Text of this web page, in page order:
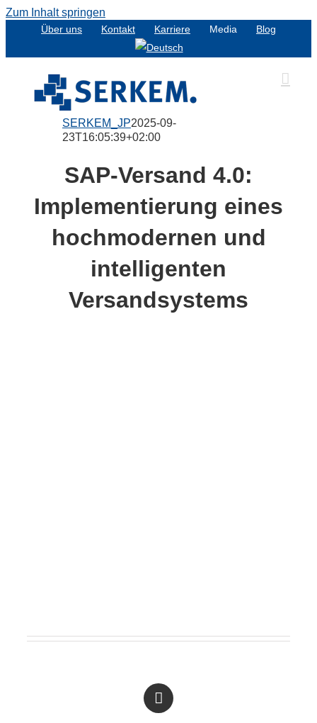
Zum Inhalt springen
Über uns Kontakt Karriere Media Blog
SERKEM_JP2025-09-
23T16:05:39+02:00
SAP-Versand 4.0:
Implementierung eines
hochmodernen und
intelligenten
Versandsystems